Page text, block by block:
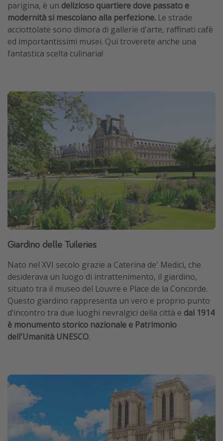
parigina, è un delizioso quartiere dove passato e
modernità si mescolano alla perfezione. Le strade
acciottolate sono dimora di gallerie d'arte, raffinati cafè
ed importantissimi musei. Qui troverete anche una
fantastica scelta culinaria!
Giardino delle Tuileries
Nato nel XVI secolo grazie a Caterina de' Medici, che
desiderava un luogo di intrattenimento, il giardino,
situato tra il museo del Louvre e Place de la Concorde.
Questo giardino rappresenta un vero e proprio punto
d’incontro tra due luoghi nevralgici della città e dal 1914
è monumento storico nazionale e Patrimonio
dell'Umanità UNESCO.